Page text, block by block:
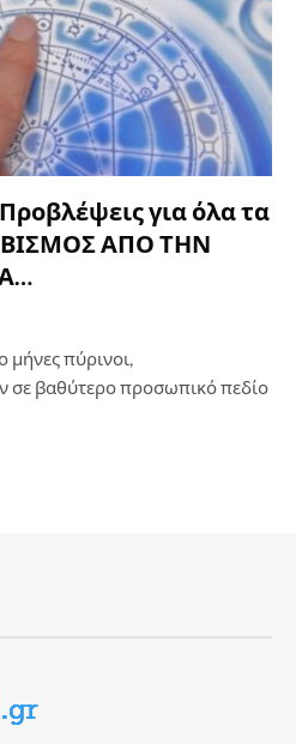
για όλα τα
ΑΠΟ ΤΗΝ
μήνες πύρινοι,
σε βαθύτερο προσωπικό πεδίο